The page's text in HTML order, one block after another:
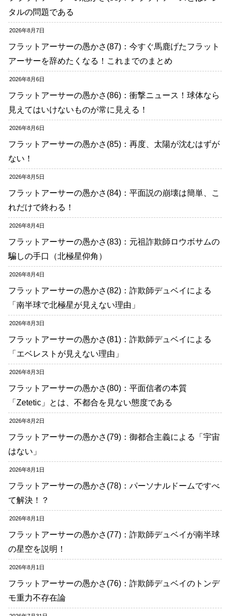
タルの問題である
2026年8月7日
フラットアーサーの愚かさ(87)：今すぐ馬鹿げたフラット
アーサーを辞めたくなる！これまでのまとめ
2026年8月6日
フラットアーサーの愚かさ(86)：衝撃ニュース！球体なら
見えてはいけないものが常に見える！
2026年8月6日
フラットアーサーの愚かさ(85)：再度、太陽が沈むはずが
ない！
2026年8月5日
フラットアーサーの愚かさ(84)：平面説の崩壊は簡単、こ
れだけで終わる！
2026年8月4日
フラットアーサーの愚かさ(83)：元祖詐欺師ロウボサムの
騙しの手口（北極星仰角）
2026年8月4日
フラットアーサーの愚かさ(82)：詐欺師デュベイによる
「南半球で北極星が見えない理由」
2026年8月3日
フラットアーサーの愚かさ(81)：詐欺師デュベイによる
「エベレストが見えない理由」
2026年8月3日
フラットアーサーの愚かさ(80)：平面信者の本質
「Zetetic」とは、不都合を見ない態度である
2026年8月2日
フラットアーサーの愚かさ(79)：御都合主義による「宇宙
はない」
2026年8月1日
フラットアーサーの愚かさ(78)：パーソナルドームですべ
て解決！？
2026年8月1日
フラットアーサーの愚かさ(77)：詐欺師デュベイが南半球
の星空を説明！
2026年8月1日
フラットアーサーの愚かさ(76)：詐欺師デュベイのトンデ
モ重力不存在論